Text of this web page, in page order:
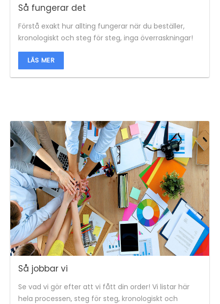
Så fungerar det
Förstå exakt hur allting fungerar när du beställer,
kronologiskt och steg för steg, inga överraskningar!
LÄS MER
Så jobbar vi
Se vad vi gör efter att vi fått din order! Vi listar här
hela processen, steg för steg, kronologiskt och